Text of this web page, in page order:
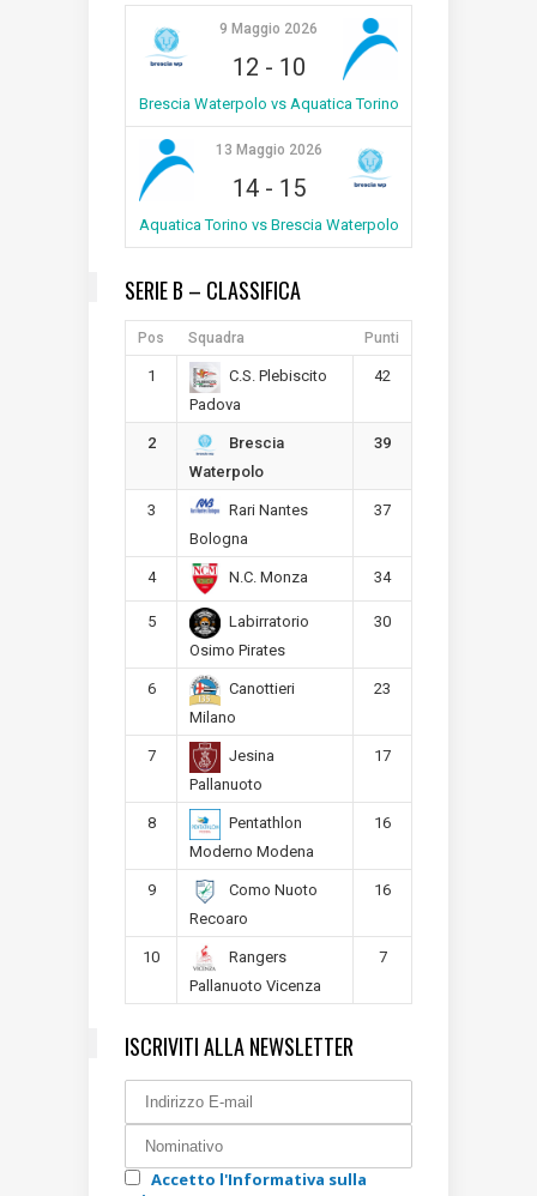
9 Maggio 2026
12 - 10
Brescia Waterpolo vs Aquatica Torino
13 Maggio 2026
14- 15
Aquatica Torino vs Brescia Waterpolo
SERIE B – CLASSIFICA
Pos Squadra Punti
1
C.S. Plebiscito
Padova
42
2
Brescia
Waterpolo
39
3
Rari Nantes
Bologna
37
4 N.C. Monza 34
5
Labirratorio
Osimo Pirates
30
6
Canottieri
Milano
23
7
Jesina
Pallanuoto
17
8
Pentathlon
Moderno Modena
16
9
Como Nuoto
Recoaro
16
10
Rangers
Pallanuoto Vicenza
7
ISCRIVITI ALLA NEWSLETTER
Accetto l'Informativa sulla